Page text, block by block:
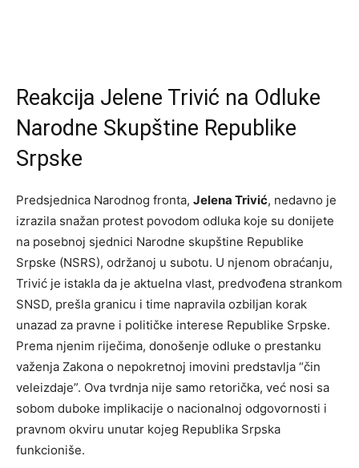
Reakcija Jelene Trivić na Odluke
Narodne Skupštine Republike
Srpske
Predsjednica Narodnog fronta, Jelena Trivić, nedavno je
izrazila snažan protest povodom odluka koje su donijete
na posebnoj sjednici Narodne skupštine Republike
Srpske (NSRS), održanoj u subotu. U njenom obraćanju,
Trivić je istakla da je aktuelna vlast, predvođena strankom
SNSD, prešla granicu i time napravila ozbiljan korak
unazad za pravne i političke interese Republike Srpske.
Prema njenim riječima, donošenje odluke o prestanku
važenja Zakona o nepokretnoj imovini predstavlja “čin
veleizdaje”. Ova tvrdnja nije samo retorička, već nosi sa
sobom duboke implikacije o nacionalnoj odgovornosti i
pravnom okviru unutar kojeg Republika Srpska
funkcioniše.